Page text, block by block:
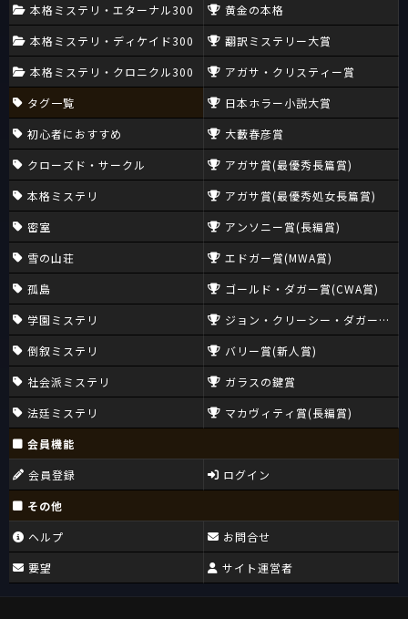
本格ミステリ・エターナル300
本格ミステリ・ディケイド300
本格ミステリ・クロニクル300
タグ一覧
初心者におすすめ
クローズド・サークル
本格ミステリ
密室
雪の山荘
孤島
学園ミステリ
倒叙ミステリ
社会派ミステリ
法廷ミステリ
黄金の本格
翻訳ミステリー大賞
アガサ・クリスティー賞
日本ホラー小説大賞
大藪春彦賞
アガサ賞(最優秀長篇賞)
アガサ賞(最優秀処女長篇賞)
アンソニー賞(長編賞)
エドガー賞(MWA賞)
ゴールド・ダガー賞(CWA賞)
ジョン・クリーシー・ダガー賞
バリー賞(新人賞)
ガラスの鍵賞
マカヴィティ賞(長編賞)
会員機能
会員登録
ログイン
その他
ヘルプ
要望
お問合せ
サイト運営者